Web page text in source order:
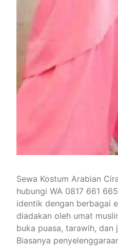
Sewa Kostum Arabian
hubungi WA 0817 661
identik dengan berbagai
diadakan oleh umat
buka puasa, tarawih,
Biasanya